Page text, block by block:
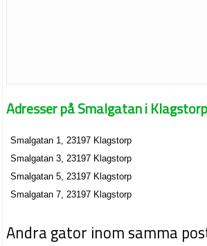
Adresser på Smalgatan i Klagstorp
Smalgatan 1, 23197 Klagstorp
Smalgatan 3, 23197 Klagstorp
Smalgatan 5, 23197 Klagstorp
Smalgatan 7, 23197 Klagstorp
Andra gator inom samma